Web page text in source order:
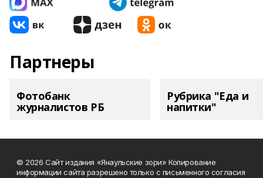
Партнеры
Фотобанк
журналистов РБ
Рубрика "Еда и
напитки"
© 2026 Сайт издания «Янаульские зори» Копирование
информации сайта разрешено только с письменного согласия